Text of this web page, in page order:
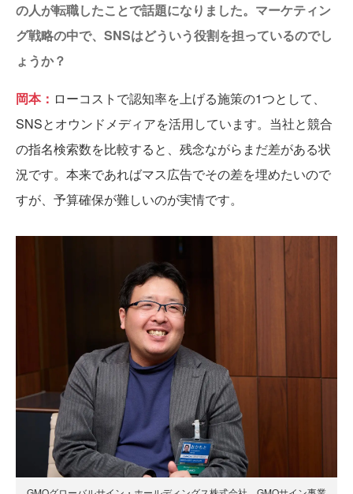
の人が転職したことで話題になりました。マーケティン
グ戦略の中で、SNSはどういう役割を担っているのでし
ょうか？
岡本： ローコストで認知率を上げる施策の1つとして、
SNSとオウンドメディアを活用しています。当社と競合
の指名検索数を比較すると、残念ながらまだ差がある状
況です。本来であればマス広告でその差を埋めたいので
すが、予算確保が難しいのが実情です。